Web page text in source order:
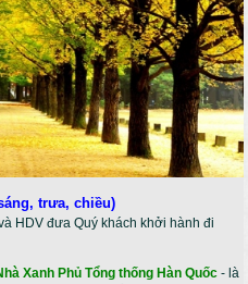
trưa, chiều)
HDV đưa Quý khách khởi hành đi
Xanh Phủ Tổng thống Hàn Quốc - là